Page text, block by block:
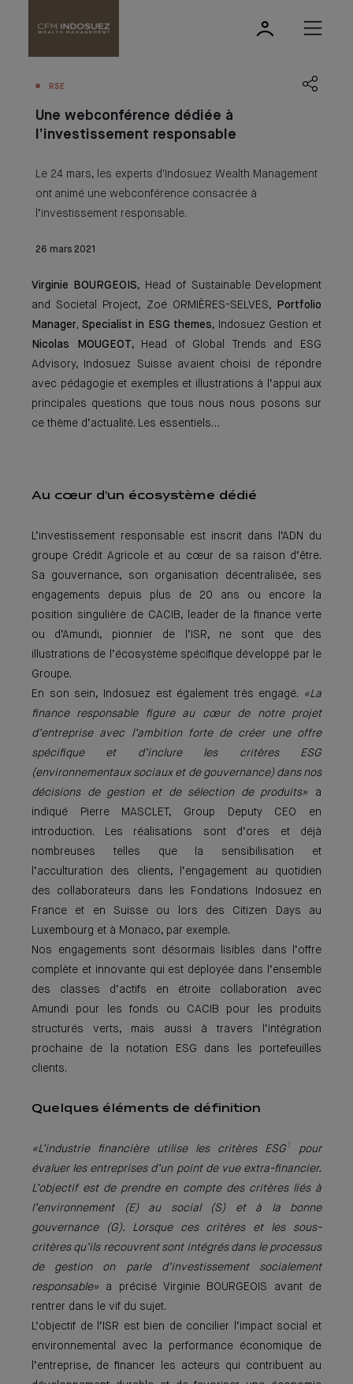
RSE
Une webconférence dédiée à
l’investissement responsable
Le 24 mars, les experts d'Indosuez Wealth Management
ont animé une webconférence consacrée à
l’investissement responsable.
26 mars 2021
Virginie BOURGEOIS, Head of Sustainable Development
and Societal Project, Zoé ORMIÈRES-SELVES,
Portfolio
Manager, Specialist in ESG themes, Indosuez Gestion et
Nicolas MOUGEOT, Head of Global Trends and ESG
Advisory, Indosuez Suisse avaient choisi de répondre
avec pédagogie et exemples et illustrations à l’appui aux
principales questions que tous nous nous posons sur
ce thème d’actualité. Les essentiels…
Au cœur d’un écosystème dédié
L’investissement responsable est inscrit dans l’ADN du
groupe Crédit Agricole et au cœur de sa raison d’être.
Sa gouvernance, son organisation décentralisée, ses
engagements depuis plus de 20 ans ou encore la
position singulière de CACIB, leader de la finance verte
ou d’Amundi, pionnier de l’ISR, ne sont que des
illustrations de l’écosystème spécifique développé par le
Groupe.
En son sein, Indosuez est également très engagé.
«La
finance responsable figure au cœur de notre projet
d’entreprise avec l’ambition forte de créer une offre
spécifique et d’inclure les critères ESG
(environnementaux sociaux et de gouvernance) dans nos
décisions de gestion et de sélection de produits» a
indiqué Pierre MASCLET, Group Deputy CEO en
introduction. Les réalisations sont d’ores et déjà
nombreuses telles que la sensibilisation et
l’acculturation des clients, l’engagement au quotidien
des collaborateurs dans les Fondations Indosuez en
France et en Suisse ou lors des Citizen Days au
Luxembourg et à Monaco, par exemple.
Nos engagements sont désormais lisibles dans l’offre
complète et innovante qui est déployée dans l’ensemble
des classes d’actifs en étroite collaboration avec
Amundi pour les fonds ou CACIB pour les produits
structurés verts, mais aussi à travers l’intégration
prochaine de la notation ESG dans les portefeuilles
clients.
Quelques éléments de définition
«L’industrie financière utilise les critères ESG1 pour
évaluer les entreprises d’un point de vue extra-financier.
L’objectif est de prendre en compte des critères liés à
l’environnement (E) au social (S) et à la bonne
gouvernance (G). Lorsque ces critères et les sous-
critères qu’ils recouvrent sont intégrés dans le processus
de gestion on parle d’investissement socialement
responsable» a précisé Virginie BOURGEOIS avant de
rentrer dans le vif du sujet.
L’objectif de l’ISR est bien de concilier l’impact social et
environnemental avec la performance économique de
l’entreprise, de financer les acteurs qui contribuent au